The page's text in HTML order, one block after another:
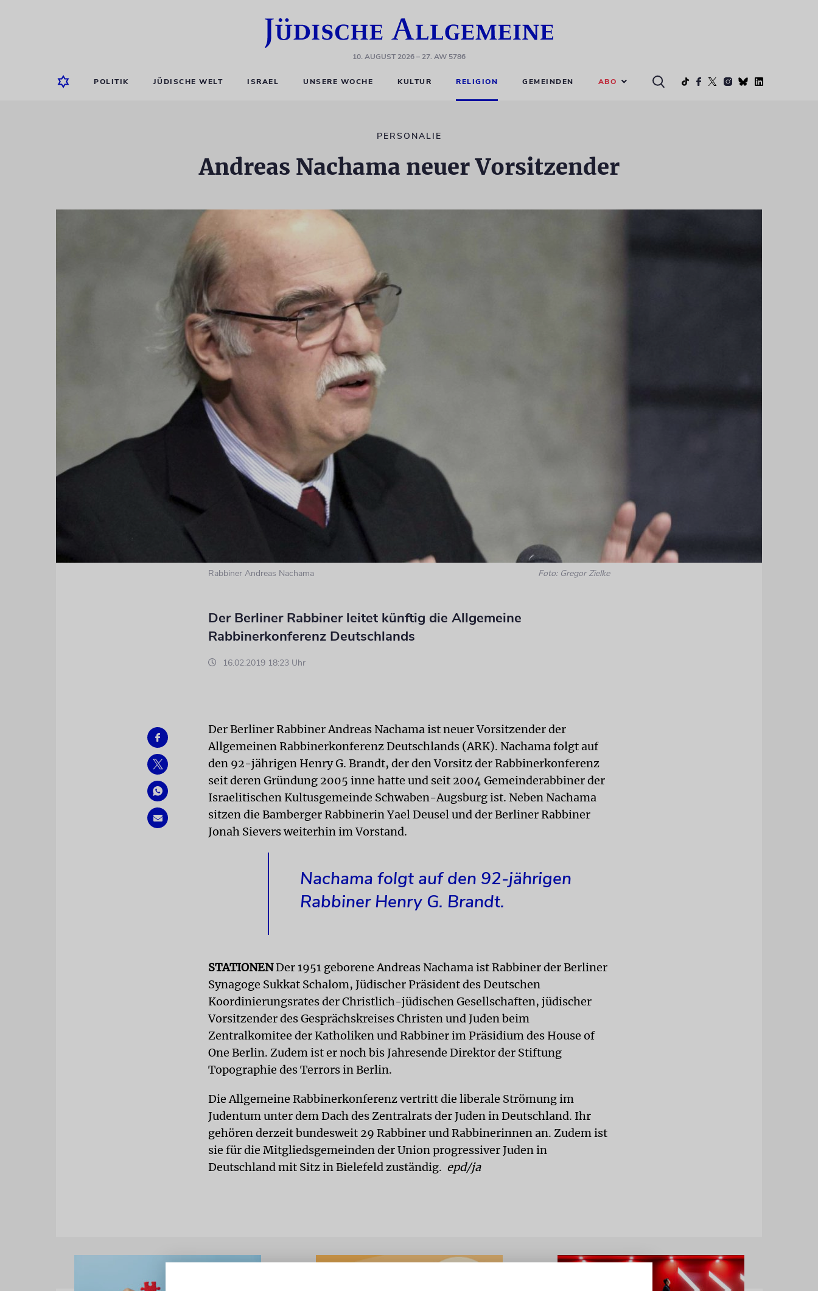
10. AUGUST 2026– 27. AW 5786
POLITIK JÜDISCHE WELT ISRAEL UNSERE WOCHE KULTUR RELIGION GEMEINDEN ABO
PERSONALIE
Andreas Nachama neuer Vorsitzender
Rabbiner Andreas Nachama Foto: Gregor Zielke
Der Berliner Rabbiner leitet künftig die Allgemeine
Rabbinerkonferenz Deutschlands
16.02.2019 18:23 Uhr
Der Berliner Rabbiner Andreas Nachama ist neuer Vorsitzender der
Allgemeinen Rabbinerkonferenz Deutschlands (ARK). Nachama folgt auf
den 92-jährigen Henry G. Brandt, der den Vorsitz der Rabbinerkonferenz
seit deren Gründung 2005 inne hatte und seit 2004 Gemeinderabbiner der
Israelitischen Kultusgemeinde Schwaben-Augsburg ist. Neben Nachama
sitzen die Bamberger Rabbinerin Yael Deusel und der Berliner Rabbiner
Jonah Sievers weiterhin im Vorstand.
Nachama folgt auf den 92-jährigen
Rabbiner Henry G. Brandt.
STATIONENDer 1951 geborene Andreas Nachama ist Rabbiner der Berliner
Synagoge Sukkat Schalom, Jüdischer Präsident des Deutschen
Koordinierungsrates der Christlich-jüdischen Gesellschaften, jüdischer
Vorsitzender des Gesprächskreises Christen und Juden beim
Zentralkomitee der Katholiken und Rabbiner im Präsidium des House of
One Berlin. Zudem ist er noch bis Jahresende Direktor der Stiftung
Topographie des Terrors in Berlin.
Die Allgemeine Rabbinerkonferenz vertritt die liberale Strömung im
Judentum unter dem Dach des Zentralrats der Juden in Deutschland. Ihr
gehören derzeit bundesweit 29 Rabbiner und Rabbinerinnen an. Zudem ist
sie für die Mitgliedsgemeinden der Union progressiver Juden in
Deutschland mit Sitz in Bielefeld zuständig. epd/ja